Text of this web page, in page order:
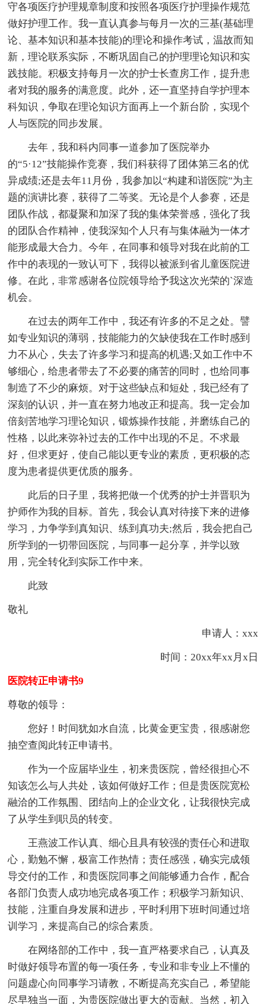
守各项医疗护理规章制度和按照各项医疗护理操作规范
做好护理工作。我一直认真参与每月一次的三基(基础理
论、基本知识和基本技能)的理论和操作考试，温故而知
新，理论联系实际，不断巩固自己的护理理论知识和实
践技能。积极支持每月一次的护士长查房工作，提升患
者对我的服务的满意度。此外，还一直坚持自学护理本
科知识，争取在理论知识方面再上一个新台阶，实现个
人与医院的同步发展。
去年，我和科内同事一道参加了医院举办
的“5·12”技能操作竞赛，我们科获得了团体第三名的优
异成绩;还是去年11月份，我参加以“构建和谐医院”为主
题的演讲比赛，获得了二等奖。无论是个人参赛，还是
团队作战，都凝聚和加深了我的集体荣誉感，强化了我
的团队合作精神，使我深知个人只有与集体融为一体才
能形成最大合力。今年，在同事和领导对我在此前的工
作中的表现的一致认可下，我得以被派到省儿童医院进
修。在此，非常感谢各位院领导给予我这次光荣的`深造
机会。
在过去的两年工作中，我还有许多的不足之处。譬
如专业知识的薄弱，技能能力的欠缺使我在工作时感到
力不从心，失去了许多学习和提高的机遇;又如工作中不
够细心，给患者带去了不必要的痛苦的同时，也给同事
制造了不少的麻烦。对于这些缺点和短处，我已经有了
深刻的认识，并一直在努力地改正和提高。我一定会加
倍刻苦地学习理论知识，锻炼操作技能，并磨练自己的
性格，以此来弥补过去的工作中出现的不足。不求最
好，但求更好，使自己能以更专业的素质，更积极的态
度为患者提供更优质的服务。
此后的日子里，我将把做一个优秀的护士并晋职为
护师作为我的目标。首先，我会认真对待接下来的进修
学习，力争学到真知识、练到真功夫;然后，我会把自己
所学到的一切带回医院，与同事一起分享，并学以致
用，完全转化到实际工作中来。
此致
敬礼
申请人：xxx
时间：20xx年xx月x日
医院转正申请书9
尊敬的领导：
您好！时间犹如水自流，比黄金更宝贵，很感谢您
抽空查阅此转正申请书。
作为一个应届毕业生，初来贵医院，曾经很担心不
知该怎么与人共处，该如何做好工作；但是贵医院宽松
融洽的工作氛围、团结向上的企业文化，让我很快完成
了从学生到职员的转变。
王燕波工作认真、细心且具有较强的责任心和进取
心，勤勉不懈，极富工作热情；责任感强，确实完成领
导交付的工作，和贵医院同事之间能够通力合作，配合
各部门负责人成功地完成各项工作；积极学习新知识、
技能，注重自身发展和进步，平时利用下班时间通过培
训学习，来提高自己的综合素质。
在网络部的工作中，我一直严格要求自己，认真及
时做好领导布置的每一项任务，专业和非专业上不懂的
问题虚心向同事学习请教，不断提高充实自己，希望能
尽早独当一面，为贵医院做出更大的贡献。当然，初入